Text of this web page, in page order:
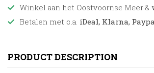
Winkel aan het Oostvoornse Meer &
Betalen met o.a. iDeal, Klarna,
PRODUCT DESCRIPTION